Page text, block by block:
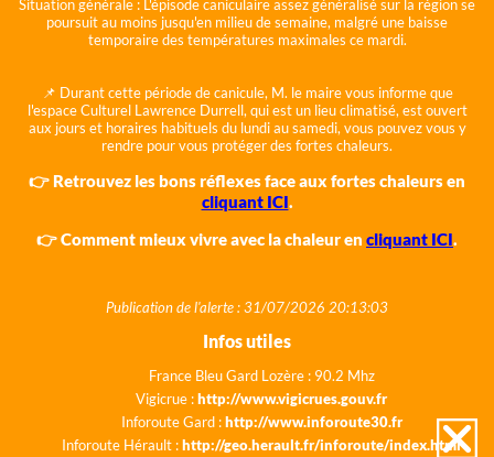
Situation générale : L'épisode caniculaire assez généralisé sur la région se
poursuit au moins jusqu'en milieu de semaine, malgré une baisse
temporaire des températures maximales ce mardi.
📌 Durant cette période de canicule, M. le maire vous informe que
l'espace Culturel Lawrence Durrell, qui est un lieu climatisé, est ouvert
aux jours et horaires habituels du lundi au samedi, vous pouvez vous y
rendre pour vous protéger des fortes chaleurs.
👉 Retrouvez les bons réflexes face aux fortes chaleurs en
cliquant ICI.
👉 Comment mieux vivre avec la chaleur en cliquant ICI.
Publication de l'alerte : 31/07/2026 20:13:03
Infos utiles
France Bleu Gard Lozère : 90.2 Mhz
Vigicrue :http://www.vigicrues.gouv.fr
Inforoute Gard :http://www.inforoute30.fr
Inforoute Hérault :http://geo.herault.fr/inforoute/index.html